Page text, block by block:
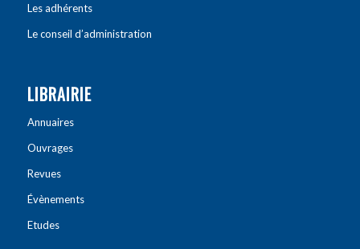
Les adhérents
Le conseil d’administration
LIBRAIRIE
Annuaires
Ouvrages
Revues
Évènements
Etudes